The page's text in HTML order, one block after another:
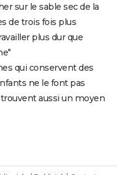
sur le sable sec de la
de trois fois plus
plus dur que
qui conservent des
ne le font pas
aussi un moyen